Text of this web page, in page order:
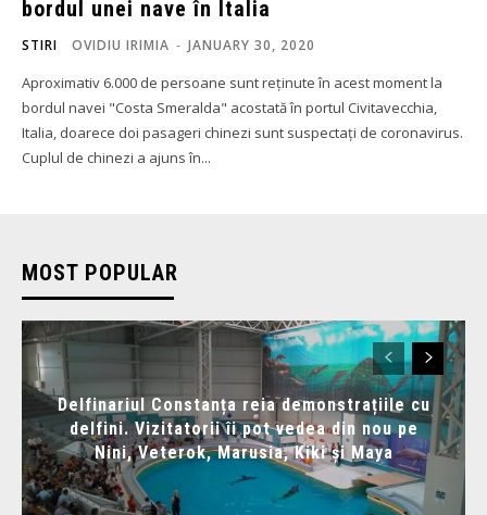
bordul unei nave în Italia
STIRI OVIDIU IRIMIA - JANUARY 30, 2020
Aproximativ 6.000 de persoane sunt reținute în acest moment la
bordul navei "Costa Smeralda" acostată în portul Civitavecchia,
Italia, doarece doi pasageri chinezi sunt suspectați de coronavirus.
Cuplul de chinezi a ajuns în...
MOST POPULAR
Delfinariul Constanța reia demonstrațiile cu
delfini. Vizitatorii îi pot vedea din nou pe
Nini, Veterok, Marusia, Kiki și Maya